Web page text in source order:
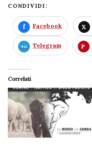
CONDIVIDI:
Facebook
Telegram
Correlati